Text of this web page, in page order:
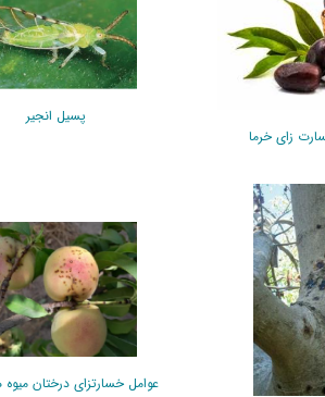
زای خرما
پسیل انجیر
عوامل خسارتزای درختان